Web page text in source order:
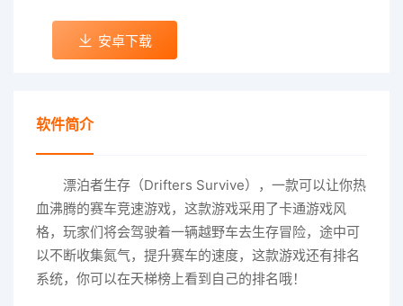
安卓下载
软件简介
漂泊者生存（Drifters Survive），一款可以让你热
血沸腾的赛车竞速游戏，这款游戏采用了卡通游戏风
格，玩家们将会驾驶着一辆越野车去生存冒险，途中可
以不断收集氮气，提升赛车的速度，这款游戏还有排名
系统，你可以在天梯榜上看到自己的排名哦！